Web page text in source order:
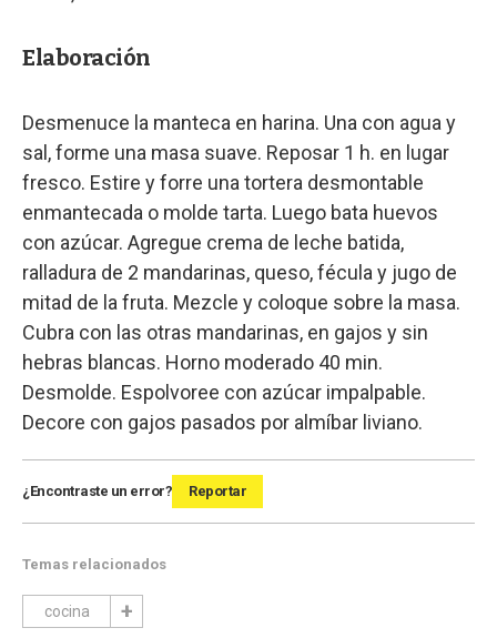
Elaboración
Desmenuce la manteca en harina. Una con agua y
sal, forme una masa suave. Reposar 1 h. en lugar
fresco. Estire y forre una tortera desmontable
enmantecada o molde tarta. Luego bata huevos
con azúcar. Agregue crema de leche batida,
ralladura de 2 mandarinas, queso, fécula y jugo de
mitad de la fruta. Mezcle y coloque sobre la masa.
Cubra con las otras mandarinas, en gajos y sin
hebras blancas. Horno moderado 40 min.
Desmolde. Espolvoree con azúcar impalpable.
Decore con gajos pasados por almíbar liviano.
¿Encontraste un error? Reportar
Temas relacionados
cocina